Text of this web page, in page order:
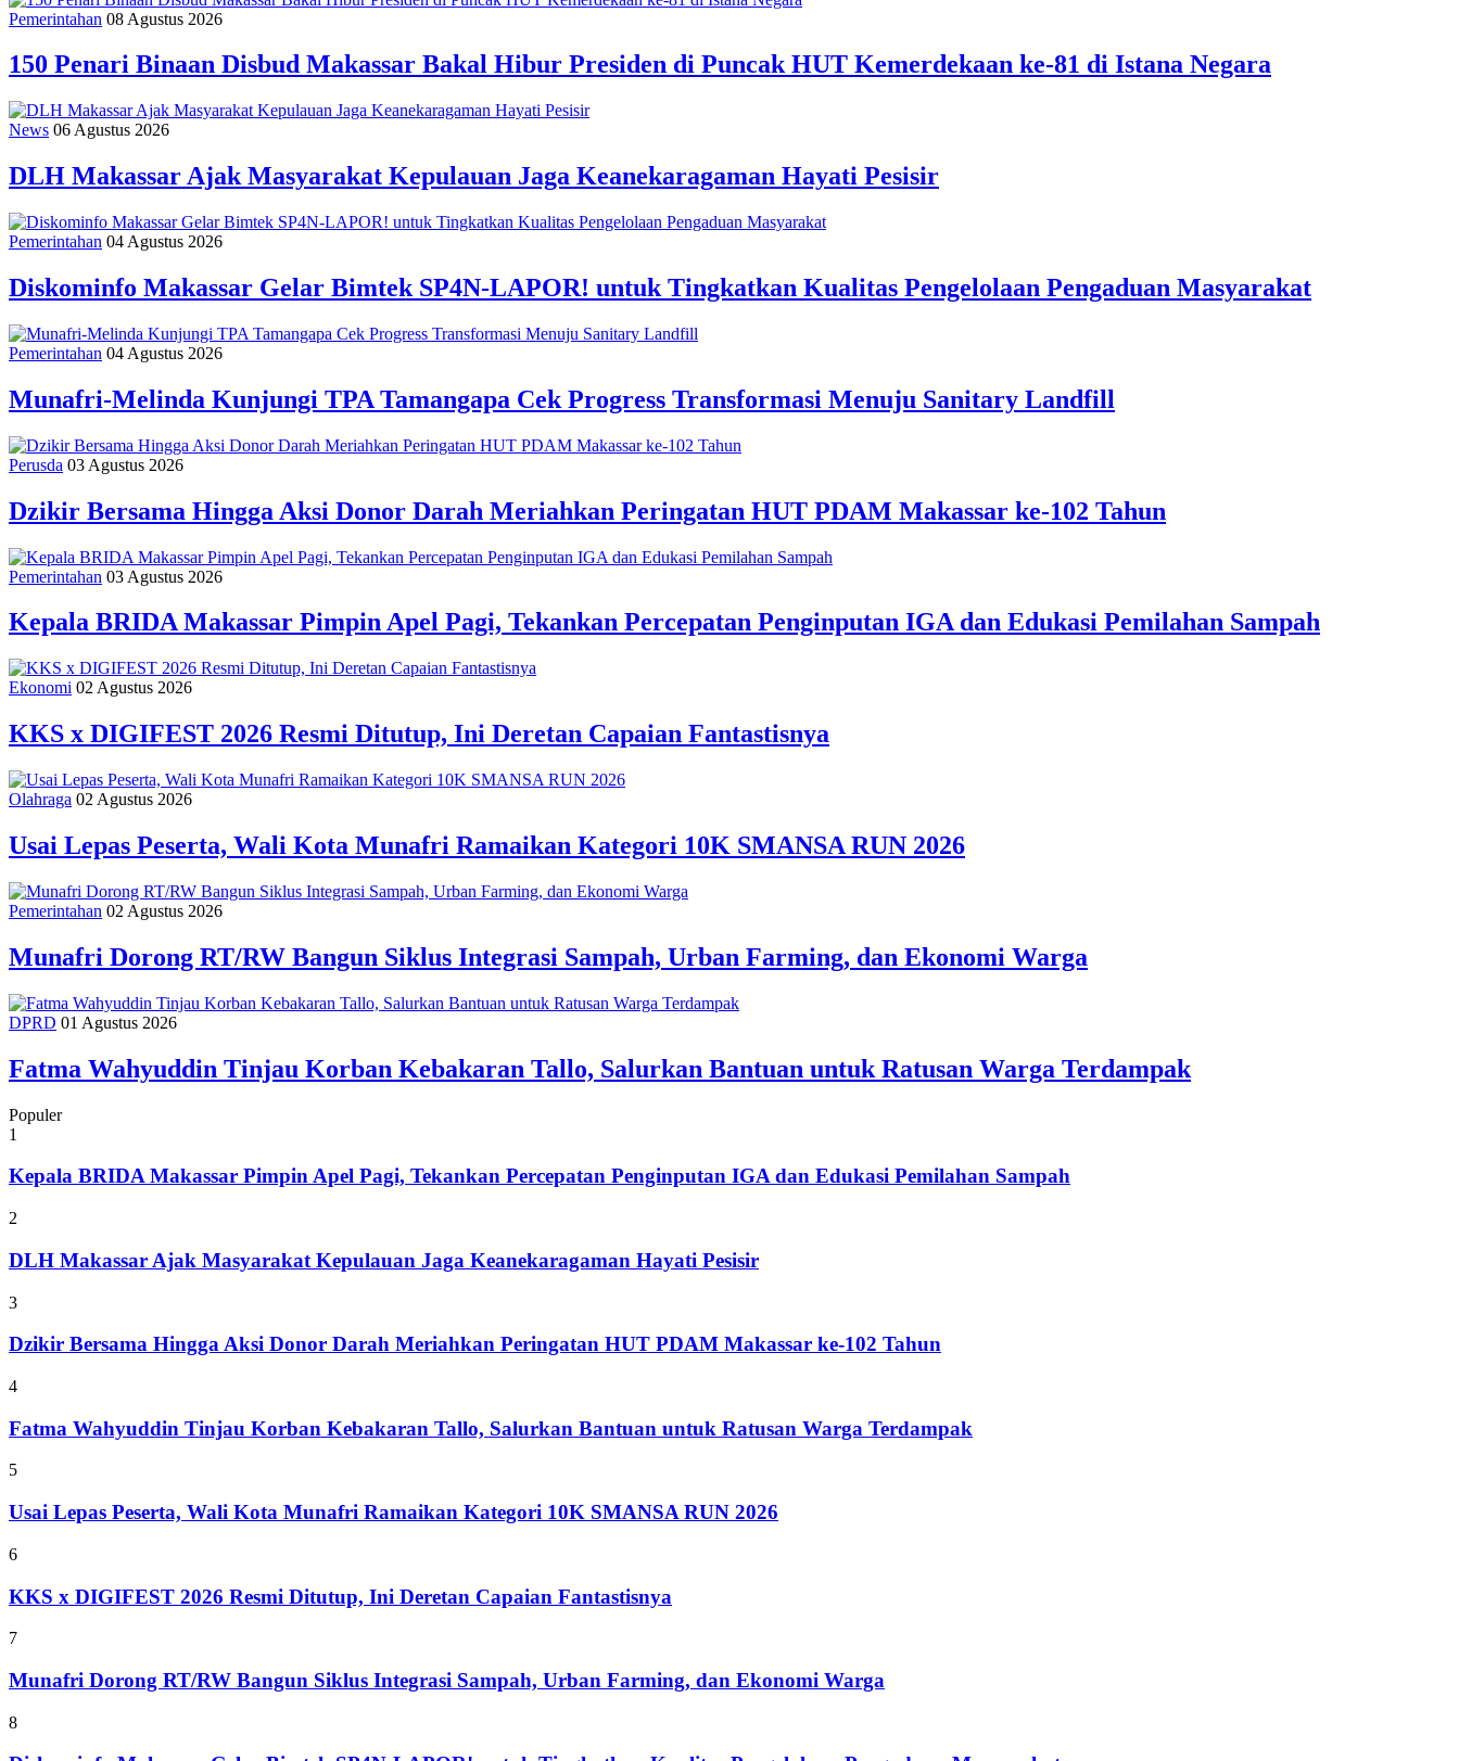
Pemerintahan 08 Agustus 2026
150 Penari Binaan Disbud Makassar Bakal Hibur Presiden di Puncak HUT Kemerdekaan ke-81 di Istana Negara
News 06 Agustus 2026
DLH Makassar Ajak Masyarakat Kepulauan Jaga Keanekaragaman Hayati Pesisir
Pemerintahan 04 Agustus 2026
Diskominfo Makassar Gelar Bimtek SP4N-LAPOR! untuk Tingkatkan Kualitas Pengelolaan Pengaduan Masyarakat
Pemerintahan 04 Agustus 2026
Munafri-Melinda Kunjungi TPA Tamangapa Cek Progress Transformasi Menuju Sanitary Landfill
Perusda 03 Agustus 2026
Dzikir Bersama Hingga Aksi Donor Darah Meriahkan Peringatan HUT PDAM Makassar ke-102 Tahun
Pemerintahan 03 Agustus 2026
Kepala BRIDA Makassar Pimpin Apel Pagi, Tekankan Percepatan Penginputan IGA dan Edukasi Pemilahan Sampah
Ekonomi 02 Agustus 2026
KKS x DIGIFEST 2026 Resmi Ditutup, Ini Deretan Capaian Fantastisnya
Olahraga 02 Agustus 2026
Usai Lepas Peserta, Wali Kota Munafri Ramaikan Kategori 10K SMANSA RUN 2026
Pemerintahan 02 Agustus 2026
Munafri Dorong RT/RW Bangun Siklus Integrasi Sampah, Urban Farming, dan Ekonomi Warga
DPRD 01 Agustus 2026
Fatma Wahyuddin Tinjau Korban Kebakaran Tallo, Salurkan Bantuan untuk Ratusan Warga Terdampak
Populer
1
Kepala BRIDA Makassar Pimpin Apel Pagi, Tekankan Percepatan Penginputan IGA dan Edukasi Pemilahan Sampah
2
DLH Makassar Ajak Masyarakat Kepulauan Jaga Keanekaragaman Hayati Pesisir
3
Dzikir Bersama Hingga Aksi Donor Darah Meriahkan Peringatan HUT PDAM Makassar ke-102 Tahun
4
Fatma Wahyuddin Tinjau Korban Kebakaran Tallo, Salurkan Bantuan untuk Ratusan Warga Terdampak
5
Usai Lepas Peserta, Wali Kota Munafri Ramaikan Kategori 10K SMANSA RUN 2026
6
KKS x DIGIFEST 2026 Resmi Ditutup, Ini Deretan Capaian Fantastisnya
7
Munafri Dorong RT/RW Bangun Siklus Integrasi Sampah, Urban Farming, dan Ekonomi Warga
8